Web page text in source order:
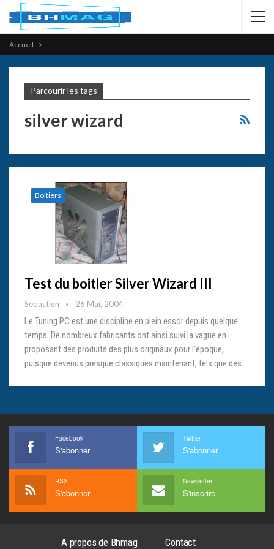
Accueil
Parcourir les tags
silver wizard
Boitiers
Test du boitier Silver Wizard III
Sebastien 26 Mai, 2004
Le Tuning PC est une discipline en plein essor depuis quelque
temps. De nombreux fabricants ont ainsi suivi la vague en
proposant des produits des plus originaux pour l’époque,
puisque devenus presque classiques maintenant, tels que des…
Facebook
S'abonner
Twitter
S'abonner
RSS
S'abonner
Newsletter
S'inscrire
A propos de Bhmag Contact